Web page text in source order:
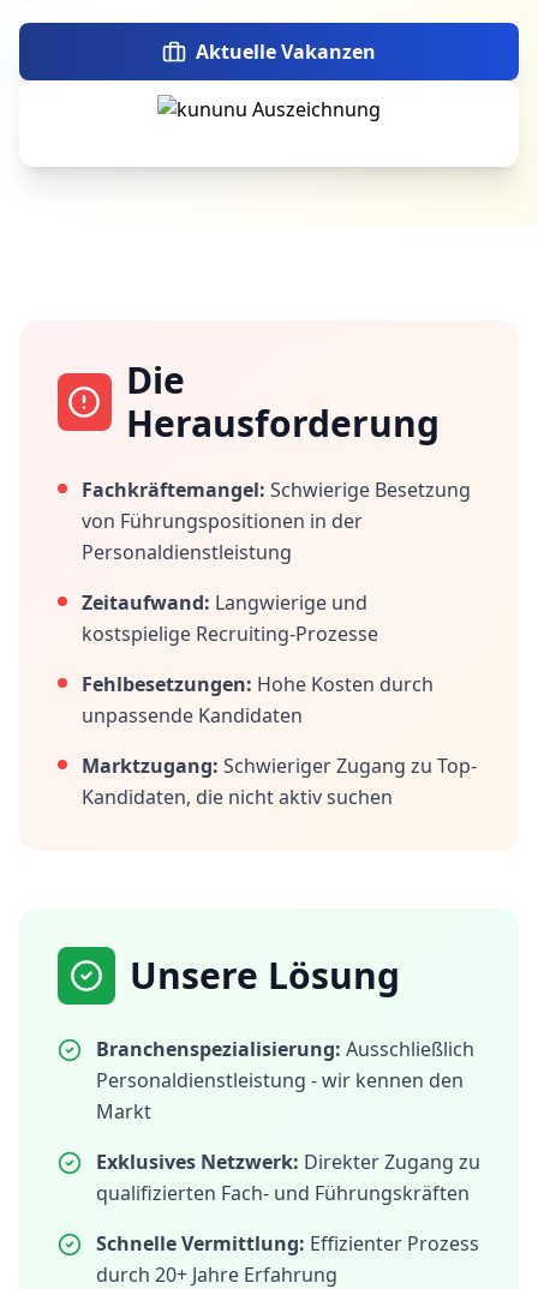
Aktuelle Vakanzen
Die
Herausforderung
Fachkräftemangel: Schwierige Besetzung
von Führungspositionen in der
Personaldienstleistung
Zeitaufwand: Langwierige und
kostspielige Recruiting-Prozesse
Fehlbesetzungen: Hohe Kosten durch
unpassende Kandidaten
Marktzugang: Schwieriger Zugang zu Top-
Kandidaten, die nicht aktiv suchen
Unsere Lösung
Branchenspezialisierung: Ausschließlich
Personaldienstleistung - wir kennen den
Markt
Exklusives Netzwerk: Direkter Zugang zu
qualifizierten Fach- und Führungskräften
Schnelle Vermittlung: Effizienter Prozess
durch 20+ Jahre Erfahrung